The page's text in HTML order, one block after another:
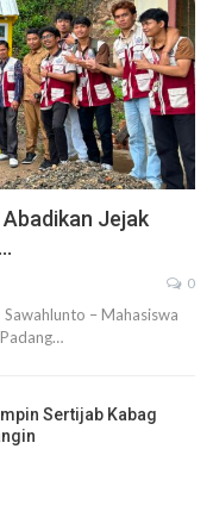
Jejak
0
– Mahasiswa
Sertijab Kabag